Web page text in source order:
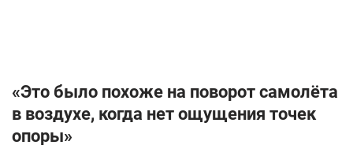
«Это было похоже на поворот самолёта
в воздухе, когда нет ощущения точек
опоры»